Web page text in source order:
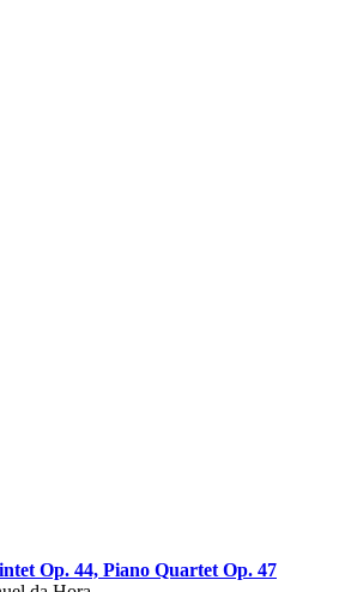
Op. 44, Piano Quartet Op. 47